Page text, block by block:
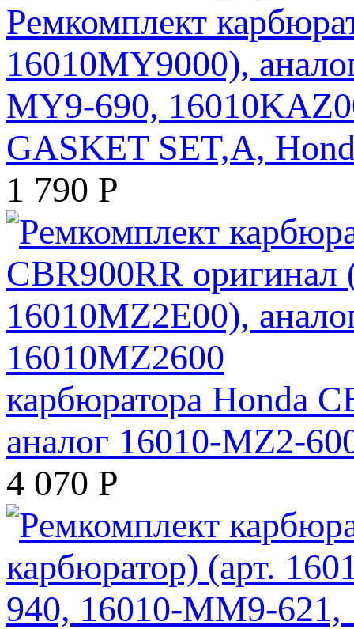
Ремкомплект
16010MY9000),
MY9-690,
GASKET SET,A,
1 790 Р
карбюратора Honda
аналог 16010-MZ2-
4 070 Р